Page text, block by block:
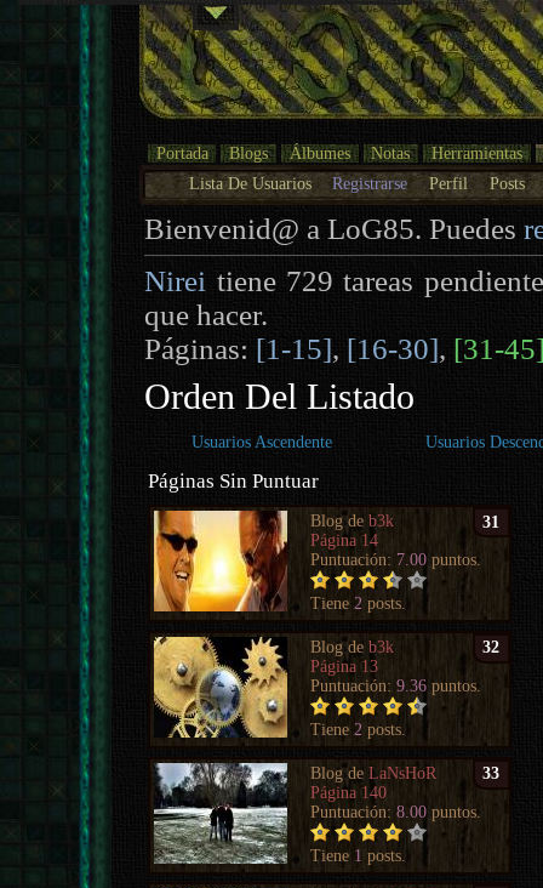
Portada Blogs Álbumes Notas
Herramientas
Lista De Usuarios
Registrarse Perfil Posts
Bienvenid@ a LoG85. Puedes
Nirei tiene 729 tareas
que hacer.
Páginas: [1-15], [16-30], [31-
Orden Del Listado
Usuarios Ascendente Usuarios
Páginas Sin Puntuar
31
Blog deb3k
Página 14
Puntuación: 7.00 puntos.
Tiene 2 posts.
32
Blog deb3k
Página 13
Puntuación:9.36 puntos.
Tiene 2 posts.
33
Blog deLaNsHoR
Página 140
Puntuación:8.00 puntos.
Tiene 1 posts.